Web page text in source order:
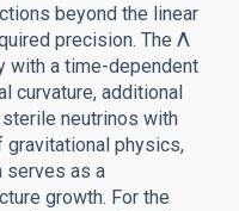
beyond the linear
precision. The Λ
with a time-dependent
curvature, additional
neutrinos with
physics,
serves as a
growth. For the